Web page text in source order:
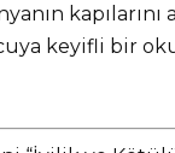
kapılarını
keyifli bir